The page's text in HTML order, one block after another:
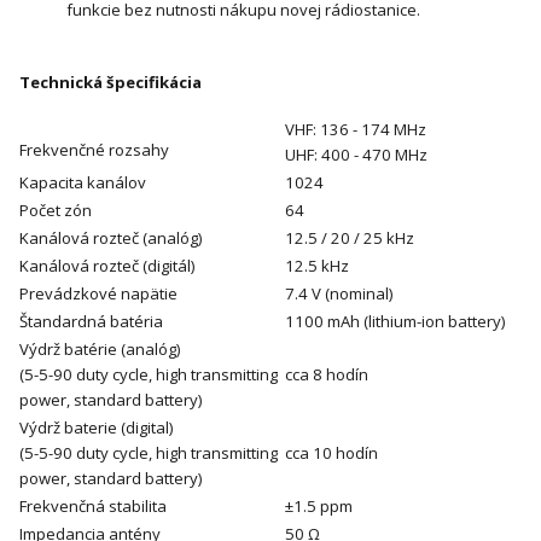
funkcie bez nutnosti nákupu novej rádiostanice.
Technická špecifikácia
Frekvenčné rozsahy
VHF: 136 - 174 MHz
UHF: 400 - 470 MHz
Kapacita kanálov
1024
Počet zón
64
Kanálová rozteč (analóg)
12.5 / 20 / 25 kHz
Kanálová rozteč (digitál)
12.5 kHz
Prevádzkové napätie
7.4 V (nominal)
Štandardná batéria
1100 mAh (lithium-ion battery)
Výdrž batérie (analóg)
(5-5-90 duty cycle, high transmitting
power, standard battery)
cca 8 hodín
Výdrž baterie (digital)
(5-5-90 duty cycle, high transmitting
power, standard battery)
cca 10 hodín
Frekvenčná stabilita
±1.5 ppm
Impedancia antény
50 Ω